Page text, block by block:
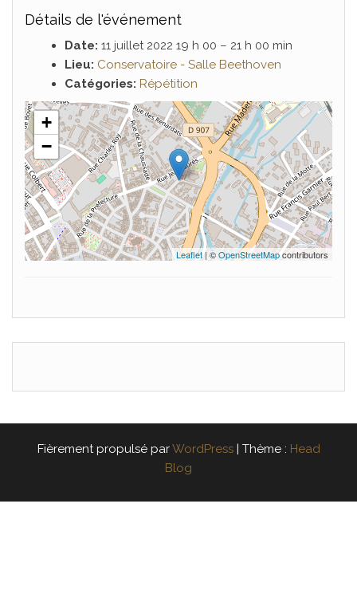
Détails de l'événement
Date: 11 juillet 2022 19 h 00 – 21 h 00 min
Lieu: Conservatoire - Salle Beethoven
Catégories: Répétition
+
−
Leaflet| ©OpenStreetMapcontributors
Fièrement propulsé parWordPress | Thème : Head
Blog